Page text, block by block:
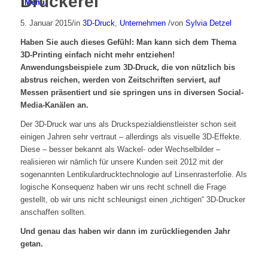
Menü
5. Januar 2015/in 3D-Druck, Unternehmen /von Sylvia Detzel
Haben Sie auch dieses Gefühl: Man kann sich dem Thema
3D-Printing einfach nicht mehr entziehen!
Anwendungsbeispiele zum 3D-Druck, die von nützlich bis
abstrus reichen, werden von Zeitschriften serviert, auf
Messen präsentiert und sie springen uns in diversen Social-
Media-Kanälen an.
Der 3D-Druck war uns als Druckspezialdienstleister schon seit
einigen Jahren sehr vertraut – allerdings als visuelle 3D-Effekte.
Diese – besser bekannt als Wackel- oder Wechselbilder –
realisieren wir nämlich für unsere Kunden seit 2012 mit der
sogenannten Lentikulardrucktechnologie auf Linsenrasterfolie. Als
logische Konsequenz haben wir uns recht schnell die Frage
gestellt, ob wir uns nicht schleunigst einen „richtigen“ 3D-Drucker
anschaffen sollten.
Und genau das haben wir dann im zurückliegenden Jahr
getan.